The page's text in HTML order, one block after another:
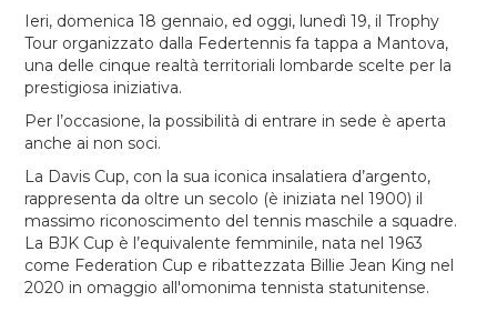
Ieri, domenica 18 gennaio, ed oggi, lunedì 19, il Trophy
Tour organizzato dalla Federtennis fa tappa a Mantova,
una delle cinque realtà territoriali lombarde scelte per la
prestigiosa iniziativa.
Per l’occasione, la possibilità di entrare in sede è aperta
anche ai non soci.
La Davis Cup, con la sua iconica insalatiera d’argento,
rappresenta da oltre un secolo (è iniziata nel 1900) il
massimo riconoscimento del tennis maschile a squadre.
La BJK Cup è l’equivalente femminile, nata nel 1963
come Federation Cup e ribattezzata Billie Jean King nel
2020 in omaggio all'omonima tennista statunitense.